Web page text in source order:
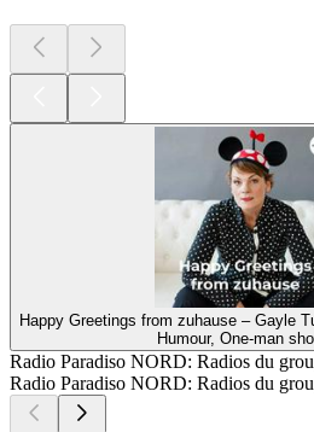
Happy Greetings from zuhause – Gayle
Humour, One-man
Radio Paradiso NORD: Radios du
Radio Paradiso NORD: Radios du